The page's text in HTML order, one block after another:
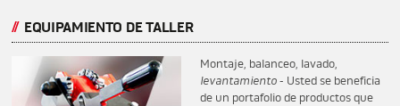
EQUIPAMIENTO DE TALLER
Montaje, balanceo, lavado,
levantamiento- Usted se beneficia
de un portafolio de productos que